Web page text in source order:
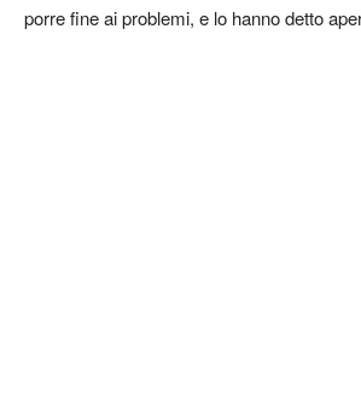
porre fine ai problemi, e lo hanno detto